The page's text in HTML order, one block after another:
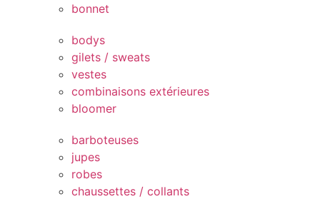
bonnet
bodys
gilets / sweats
vestes
combinaisons extérieures
bloomer
barboteuses
jupes
robes
chaussettes / collants